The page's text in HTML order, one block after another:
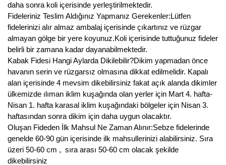
daha sonra koli içerisinde yerleştirilmektedir.
Fideleriniz Teslim Aldığınız Yapmanız Gerekenler:Lütfen
fidelerinizi alır almaz ambalaj içerisinde çıkartınız ve rüzgar
almayan gölge bir yere koyunuz.Koli içerisinde tuttuğunuz fideler
belirli bir zamana kadar dayanabilmektedir.
Kabak Fidesi Hangi Aylarda Dikilebilir?Dikim yapmadan önce
havanın serin ve rüzgarsız olmasına dikkat edilmelidir. Kapalı
alan içerisinde 4 mevsim dikebilirsiniz fakat açık alanda dikimler
ülkemizde ılıman iklim kuşağında olan yerler için Mart 4. hafta-
Nisan 1. hafta karasal iklim kuşağındaki bölgeler için Nisan 3.
haftasından sonra dikim için daha uygun olacaktır.
Oluşan Fideden İlk Mahsul Ne Zaman Alınır:Sebze fidelerinde
genelde 60-90 gün içerisinde ilk mahsullerinizi alabilirsiniz. Sıra
üzeri 50-60 cm , sıra arası 50-60 cm olacak şekilde
dikebilirsiniz